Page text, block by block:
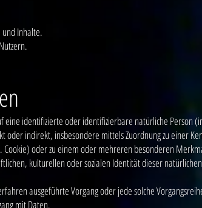
und Inhalte.
eine identifizierte oder identifizierbare natürliche Person
indirekt, insbesondere mittels Zuordnung zu einer
oder zu einem oder mehreren besonderen
kulturellen oder sozialen Identität dieser
ausgeführte Vorgang oder jede solche
mit Daten.